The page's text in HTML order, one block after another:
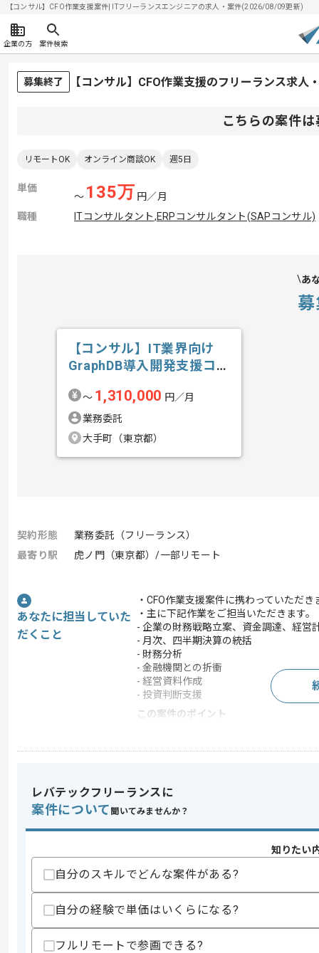
【コンサル】CFO作業支援案件| ITフリーランスエンジニアの求人・案件(2026/08/09更新)
企業の方 案件検索
募集終了 【コンサル】CFO作業支援のフリーランス求人
こちらの案件
リモートOK オンライン商談OK 週5日
単価
〜 135万 円／月
職種
ITコンサルタント,ERPコンサルタント(SAPコンサル)
あ
【コンサル】IT業界向け
GraphDB導入開発支援コン
〜 1,310,000 円／月
業務委託
大手町（東京都）
契約形態
業務委託（フリーランス）
最寄り駅
虎ノ門（東京都）/一部リモート
あなたに担当していた
だくこと
・CFO作業支援案件に携わっていただき
・主に下記作業をご担当いただきます。
- 企業の財務戦略立案、資金調達、経営
- 月次、四半期決算の統括
- 財務分析
- 金融機関との折衝
- 経営資料作成
- 投資判断支援
この案件のポイント
求めるスキル
・CFOまたは財務責任者としての実務経
・経営層や投資家および金融機関との折
レバテックフリーランスに
案件について 聞いてみませんか？
知りたい
自分のスキルでどんな案件がある?
自分の経験で単価はいくらになる?
フルリモートで参画できる?